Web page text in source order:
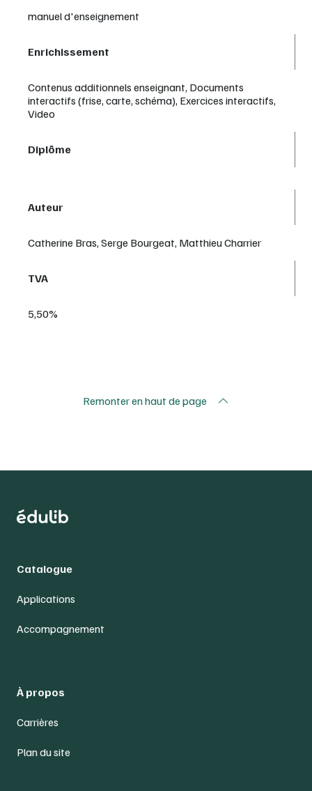
manuel d'enseignement
Enrichissement
Contenus additionnels enseignant, Documents
interactifs (frise, carte, schéma), Exercices interactifs,
Video
Diplôme
Auteur
Catherine Bras, Serge Bourgeat, Matthieu Charrier
TVA
5,50%
Remonter en haut de page
Catalogue
Applications
Accompagnement
À propos
Carrières
Plan du site